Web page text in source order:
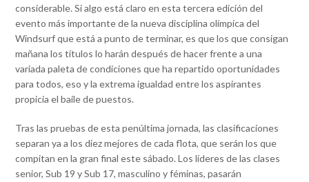
considerable. Si algo está claro en esta tercera edición del
evento más importante de la nueva disciplina olímpica del
Windsurf que está a punto de terminar, es que los que consigan
mañana los títulos lo harán después de hacer frente a una
variada paleta de condiciones que ha repartido oportunidades
para todos, eso y la extrema igualdad entre los aspirantes
propicia el baile de puestos.
Tras las pruebas de esta penúltima jornada, las clasificaciones
separan ya a los diez mejores de cada flota, que serán los que
compitan en la gran final este sábado. Los líderes de las clases
senior, Sub 19 y Sub 17, masculino y féminas, pasarán